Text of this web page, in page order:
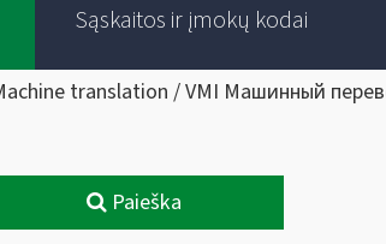
Sąskaitos ir įmokų kodai
translation / VMI Машинный
Paieška